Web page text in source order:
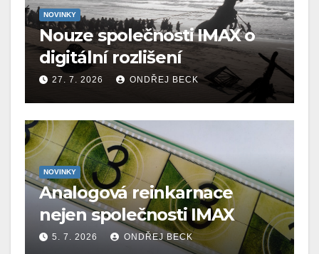
NOVINKY
Nouze společnosti IMAX o
digitální rozlišení
27. 7. 2026 ONDŘEJ BECK
NOVINKY
Analogová reinkarnace
nejen společnosti IMAX
5. 7. 2026 ONDŘEJ BECK